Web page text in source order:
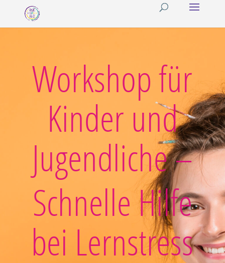
Workshop für
Kinder und
Jugendliche –
Schnelle Hilfe
bei Lernstress